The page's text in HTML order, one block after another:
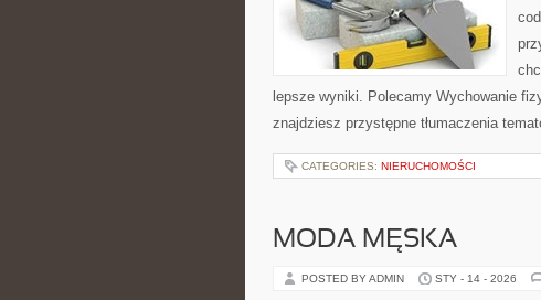
lepsze wyniki. Polecamy Wychowanie
znajdziesz przystępne tłumaczenia
CATEGORIES: NIERUCHOMOŚCI
MODA MĘSKA
POSTED BY ADMIN STY - 14 - 2026